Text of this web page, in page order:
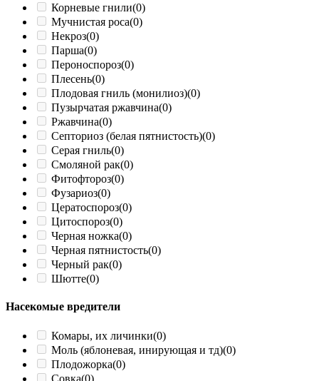
Корневые гнили(0)
Мучнистая роса(0)
Некроз(0)
Парша(0)
Пероноспороз(0)
Плесень(0)
Плодовая гниль (монилиоз)(0)
Пузырчатая ржавчина(0)
Ржавчина(0)
Септориоз (белая пятнистость)(0)
Серая гниль(0)
Смоляной рак(0)
Фитофтороз(0)
Фузариоз(0)
Цератоспороз(0)
Цитоспороз(0)
Черная ножка(0)
Черная пятнистость(0)
Черный рак(0)
Шютте(0)
Насекомые вредители
Комары, их личинки(0)
Моль (яблоневая, инирующая и тд)(0)
Плодожорка(0)